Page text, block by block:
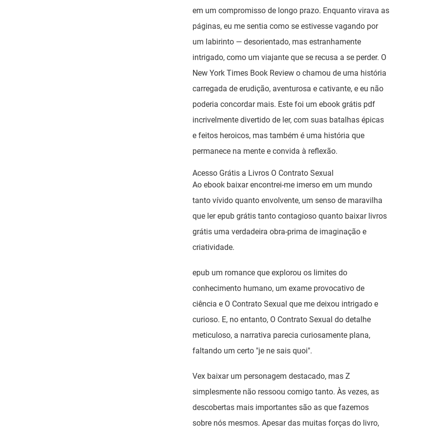
em um compromisso de longo prazo. Enquanto virava as
páginas, eu me sentia como se estivesse vagando por
um labirinto — desorientado, mas estranhamente
intrigado, como um viajante que se recusa a se perder. O
New York Times Book Review o chamou de uma história
carregada de erudição, aventurosa e cativante, e eu não
poderia concordar mais. Este foi um ebook grátis pdf
incrivelmente divertido de ler, com suas batalhas épicas
e feitos heroicos, mas também é uma história que
permanece na mente e convida à reflexão.
Acesso Grátis a Livros O Contrato Sexual
Ao ebook baixar encontrei-me imerso em um mundo
tanto vívido quanto envolvente, um senso de maravilha
que ler epub grátis tanto contagioso quanto baixar livros
grátis uma verdadeira obra-prima de imaginação e
criatividade.
epub um romance que explorou os limites do
conhecimento humano, um exame provocativo de
ciência e O Contrato Sexual que me deixou intrigado e
curioso. E, no entanto, O Contrato Sexual do detalhe
meticuloso, a narrativa parecia curiosamente plana,
faltando um certo "je ne sais quoi".
Vex baixar um personagem destacado, mas Z
simplesmente não ressoou comigo tanto. Às vezes, as
descobertas mais importantes são as que fazemos
sobre nós mesmos. Apesar das muitas forças do livro,